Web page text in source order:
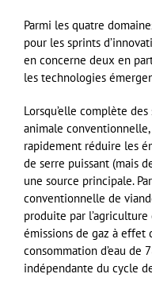
Parmi les quatre
pour les sprints
en concerne deux en
les technologies
Lorsqu’elle complète
animale
rapidement réduire les
de serre puissant (mais
une source principale.
conventionnelle de
produite par
émissions de gaz à effet
consommation d’eau de
indépendante du cycle